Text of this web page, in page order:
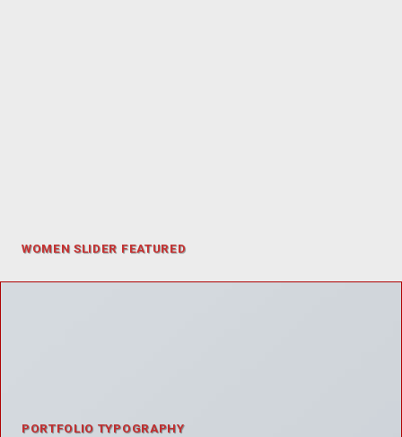
WOMEN SLIDER FEATURED
PORTFOLIO TYPOGRAPHY